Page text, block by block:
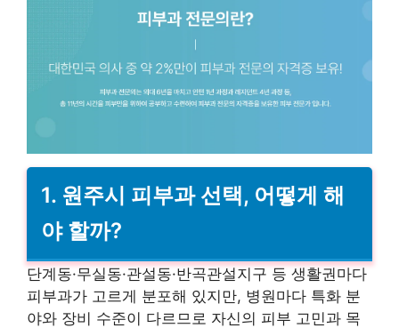
1. 원주시 피부과 선택, 어떻게 해
야 할까?
단계동·무실동·관설동·반곡관설지구 등 생활권마다
피부과가 고르게 분포해 있지만, 병원마다 특화 분
야와 장비 수준이 다르므로 자신의 피부 고민과 목